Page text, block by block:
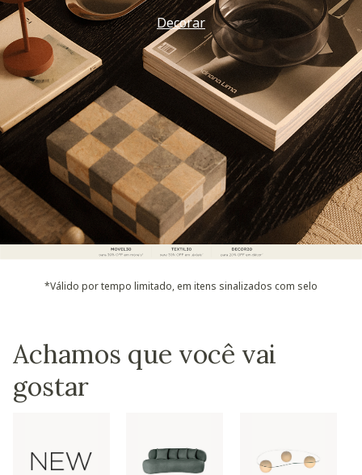
Decorar
*Válido por tempo limitado, em itens sinalizados com selo
Achamos que você vai
gostar